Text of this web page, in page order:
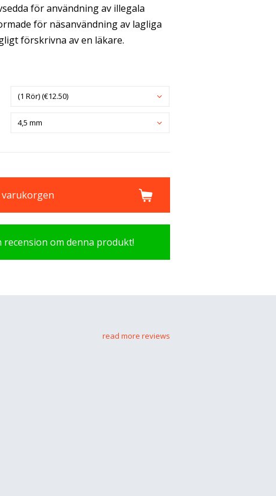
för användning av illegala
för näsanvändning av lagliga
förskrivna av en läkare.
(1 Rör) (€12.50)
4,5 mm
recension om denna produkt!
read more reviews